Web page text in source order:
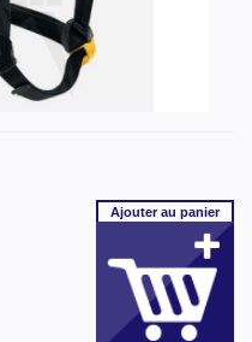
Ajouterau panier